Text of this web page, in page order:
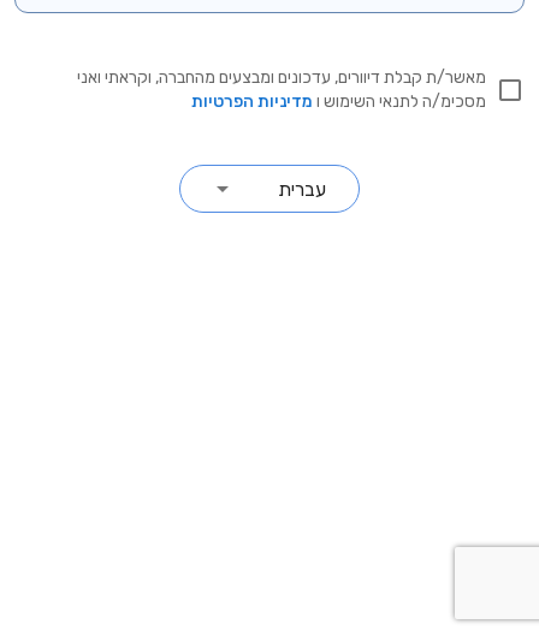
מאשר/ת קבלת דיוורים, עדכונים ומבצעים מהחברה, וקראתי ואני
מסכימ/ה לתנאי השימוש ו מדיניות הפרטיות
עברית